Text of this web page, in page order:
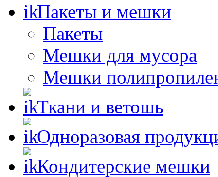
Пакеты и мешки
Пакеты
Мешки для мусора
Мешки
Ткани и ветошь
Одноразовая
Кондитерские мешки